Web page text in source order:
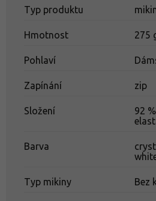
Typ produktu
Hmotnost 275
Pohlaví
Zapínání zip
Složení
92
Barva
Typ mikiny Bez